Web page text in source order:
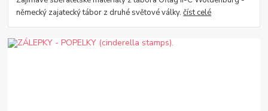
německý zajatecký tábor z druhé světové války.číst celé